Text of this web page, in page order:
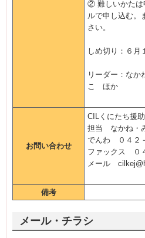
② 難しいかたは
ルで申し込む。
さい。
しめ切り：６月
リーダー：な
こ ほか
お問い合わせ
CILくにたち援
担当 なかね・
でんわ ０４２
ファックス ０
メール
備考
メール・チラシ